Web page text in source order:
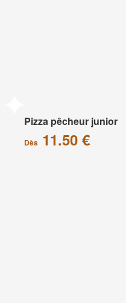
Pizza pêcheur junior
Dès 11.50 €